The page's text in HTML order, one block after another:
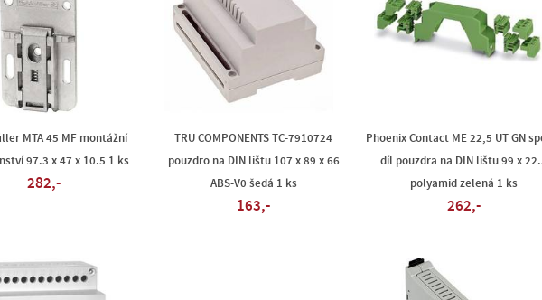
MTA 45 MF montážní
97.3 x 47 x 10.5 1 ks
282,-
TRU COMPONENTS TC-7910724
pouzdro na DIN lištu 107 x 89 x 66
ABS-V0 šedá 1 ks
163,-
Phoenix Contact ME 22,5 UT GN
díl pouzdra na DIN lištu 99 x
polyamid zelená 1 ks
262,-